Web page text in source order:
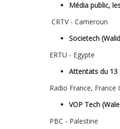
Média public,
CRTV - Cameroun
Societech
ERTU - Egypte
Attentats du 13
Radio France, France
VOP Tech
PBC - Palestine